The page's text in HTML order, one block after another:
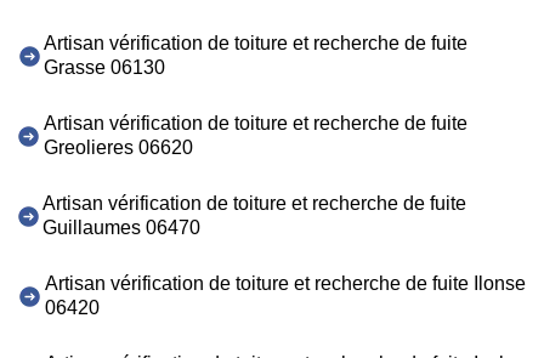
Artisan vérification de toiture et recherche de fuite
Grasse 06130
Artisan vérification de toiture et recherche de fuite
Greolieres 06620
Artisan vérification de toiture et recherche de fuite
Guillaumes 06470
Artisan vérification de toiture et recherche de fuite Ilonse
06420